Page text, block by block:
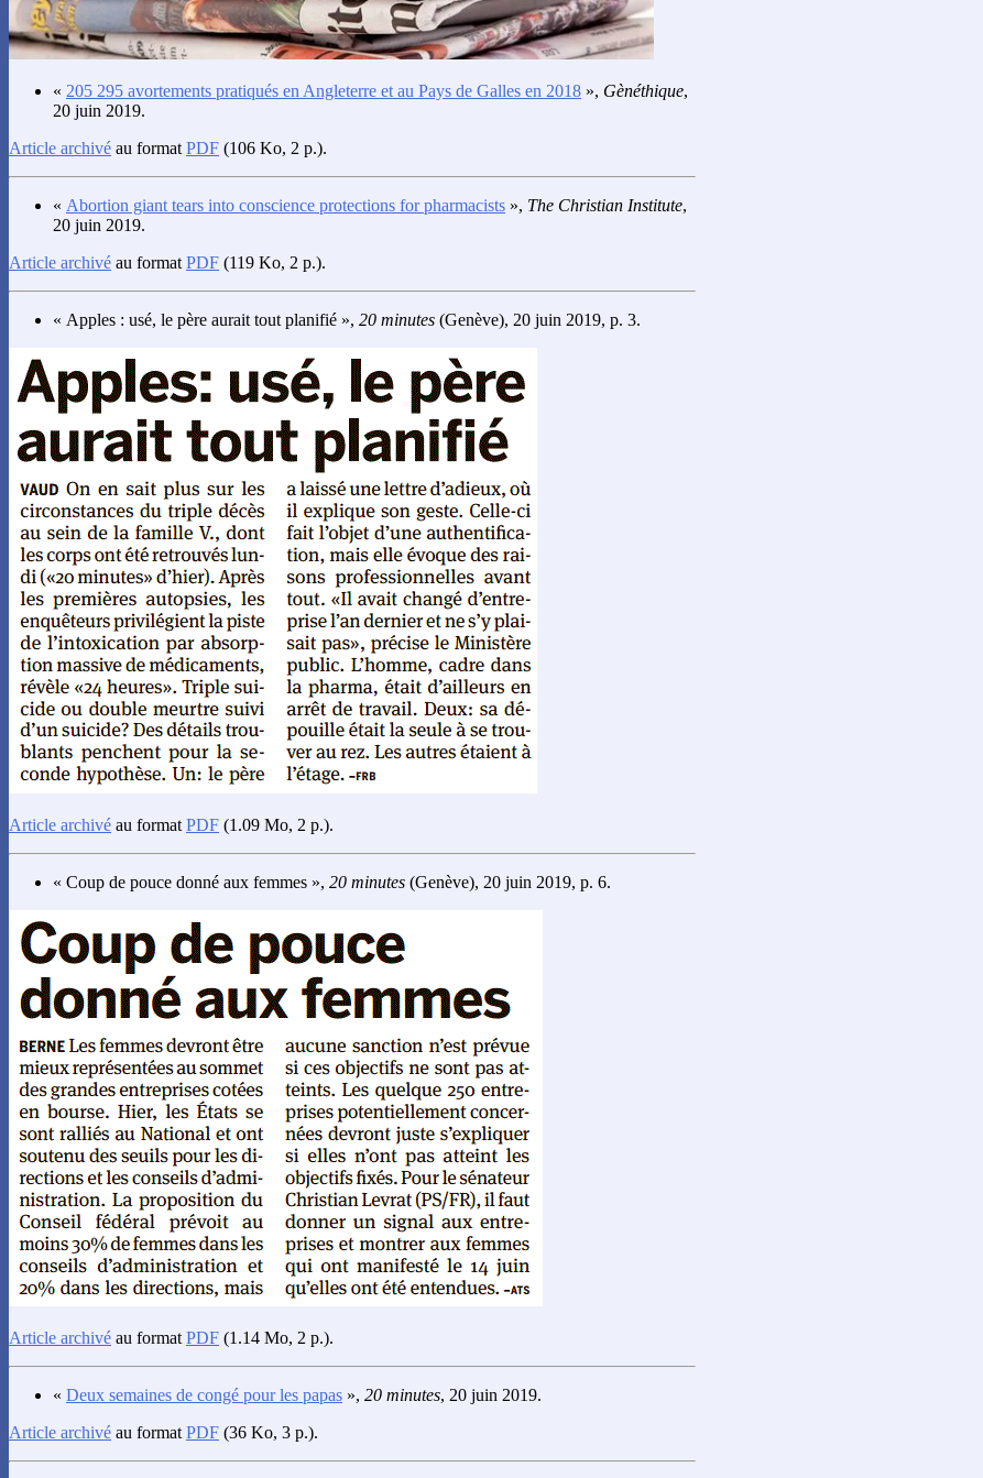
« 205 295 avortements pratiqués en Angleterre et au Pays de Galles en 2018 », Gènéthique,
20 juin 2019.
Article archivé au format PDF (106 Ko, 2 p.).
« Abortion giant tears into conscience protections for pharmacists », The Christian Institute,
20 juin 2019.
Article archivé au format PDF (119 Ko, 2 p.).
« Apples : usé, le père aurait tout planifié », 20 minutes (Genève), 20 juin 2019, p. 3.
Article archivé au format PDF (1.09 Mo, 2 p.).
« Coup de pouce donné aux femmes », 20 minutes (Genève), 20 juin 2019, p. 6.
Article archivé au format PDF (1.14 Mo, 2 p.).
« Deux semaines de congé pour les papas », 20 minutes, 20 juin 2019.
Article archivé au format PDF (36 Ko, 3 p.).